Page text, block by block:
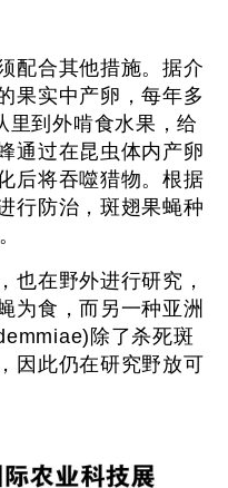
配合其他措施。据介
果实中产卵，每年多
里到外啃食水果，给
通过在昆虫体内产卵
后将吞噬猎物。根据
行防治，斑翅果蝇种
也在野外进行研究，
为食，而另一种亚洲
除了杀死斑
因此仍在研究野放可